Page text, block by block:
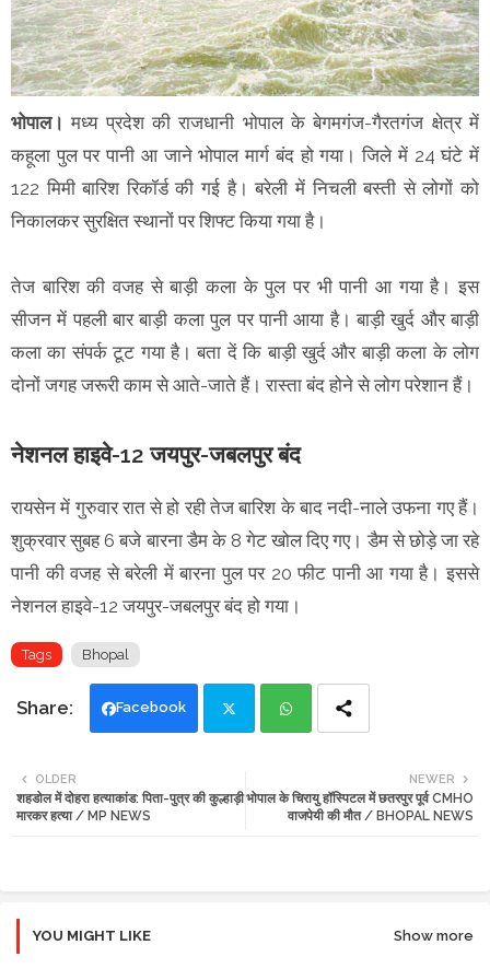
भोपाल। मध्य प्रदेश की राजधानी भोपाल के बेगमगंज-गैरतगंज क्षेत्र में
कहूला पुल पर पानी आ जाने भोपाल मार्ग बंद हो गया। जिले में 24 घंटे में
122 मिमी बारिश रिकॉर्ड की गई है। बरेली में निचली बस्ती से लोगों को
निकालकर सुरक्षित स्थानों पर शिफ्ट किया गया है।
तेज बारिश की वजह से बाड़ी कला के पुल पर भी पानी आ गया है। इस
सीजन में पहली बार बाड़ी कला पुल पर पानी आया है। बाड़ी खुर्द और बाड़ी
कला का संपर्क टूट गया है। बता दें कि बाड़ी खुर्द और बाड़ी कला के लोग
दोनों जगह जरूरी काम से आते-जाते हैं। रास्ता बंद होने से लोग परेशान हैं।
नेशनल हाइवे-12 जयपुर-जबलपुर बंद
रायसेन में गुरुवार रात से हो रही तेज बारिश के बाद नदी-नाले उफना गए हैं।
शुक्रवार सुबह 6 बजे बारना डैम के 8 गेट खोल दिए गए। डैम से छोड़े जा रहे
पानी की वजह से बरेली में बारना पुल पर 20 फीट पानी आ गया है। इससे
नेशनल हाइवे-12 जयपुर-जबलपुर बंद हो गया।
Tags Bhopal
Facebook
tte ats
NEWER
भोपाल के चिरायु हॉस्पिटल में छतरपुर पूर्व CMHO
वाजपेयी की मौत / BHOPAL NEWS
OLDER
शहडोल में दोहरा हत्याकांड: पिता-पुत्र की कुल्हाड़ी
मारकर हत्या / MP NEWS
YOU MIGHT LIKE Show more